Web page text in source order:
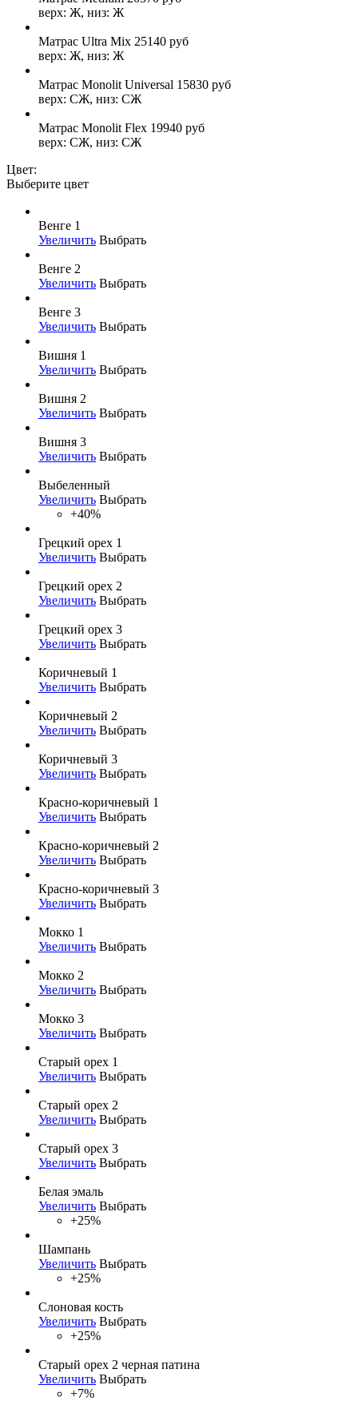
верх: Ж, низ: Ж
Матрас Ultra Mix 25140 руб
верх: Ж, низ: Ж
Матрас Monolit Universal 15830 руб
верх: СЖ, низ: СЖ
Матрас Monolit Flex 19940 руб
верх: СЖ, низ: СЖ
Цвет:
Выберите цвет
Венге 1
Увеличить Выбрать
Венге 2
Увеличить Выбрать
Венге 3
Увеличить Выбрать
Вишня 1
Увеличить Выбрать
Вишня 2
Увеличить Выбрать
Вишня 3
Увеличить Выбрать
Выбеленный
Увеличить Выбрать
+40%
Грецкий орех 1
Увеличить Выбрать
Грецкий орех 2
Увеличить Выбрать
Грецкий орех 3
Увеличить Выбрать
Коричневый 1
Увеличить Выбрать
Коричневый 2
Увеличить Выбрать
Коричневый 3
Увеличить Выбрать
Красно-коричневый 1
Увеличить Выбрать
Красно-коричневый 2
Увеличить Выбрать
Красно-коричневый 3
Увеличить Выбрать
Мокко 1
Увеличить Выбрать
Мокко 2
Увеличить Выбрать
Мокко 3
Увеличить Выбрать
Старый орех 1
Увеличить Выбрать
Старый орех 2
Увеличить Выбрать
Старый орех 3
Увеличить Выбрать
Белая эмаль
Увеличить Выбрать
+25%
Шампань
Увеличить Выбрать
+25%
Слоновая кость
Увеличить Выбрать
+25%
Старый орех 2 черная патина
Увеличить Выбрать
+7%